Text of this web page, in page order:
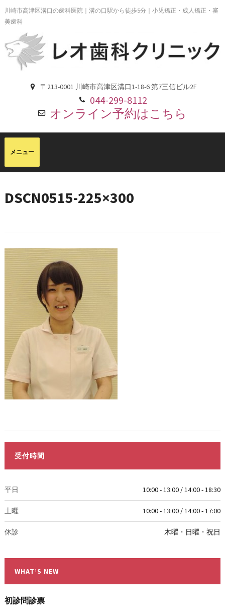
川崎市高津区溝口の歯科医院｜溝の口駅から徒歩5分｜小児矯正・成人矯正・審
美歯科
〒213-0001 川崎市高津区溝口1-18-6 第7三信ビル2F
044-299-8112
オンライン予約はこちら
DSCN0515-225×300
受付時間
平日 10:00 - 13:00 / 14:00 - 18:30
土曜 10:00 - 13:00 / 14:00 - 17:00
休診 木曜・日曜・祝日
WHAT’S NEW
初診問診票